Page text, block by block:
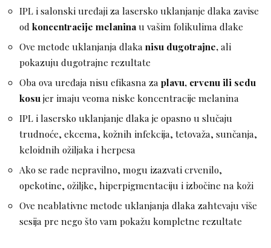
IPL i salonski uređaji za lasersko uklanjanje dlaka zavise
od koncentracije melaninau vašim folikulima dlake
Ove metode uklanjanja dlaka nisu dugotrajne,ali
pokazuju dugotrajne rezultate
Oba ova uređaja nisu efikasna za plavu, crvenu ili sedu
kosu jer imaju veoma niske koncentracije melanina
IPL i lasersko uklanjanje dlaka je opasno u slučaju
trudnoće, ekcema, kožnih infekcija, tetovaža, sunčanja,
keloidnih ožiljaka i herpesa
Ako se rade nepravilno, mogu izazvati crvenilo,
opekotine, ožiljke, hiperpigmentaciju i izbočine na koži
Ove neablativne metode uklanjanja dlaka zahtevaju više
sesija pre nego što vam pokažu kompletne rezultate